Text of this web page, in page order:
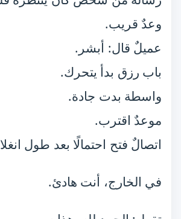
وعدٌ قريب.
عميلٌ قال: أبشر.
باب رزق بدأ يتحرك.
واسطة بدت جادة.
موعدٌ اقترب.
اتصالٌ فتح احتمالًا بعد طول
في الخارج، أنت هادئ.